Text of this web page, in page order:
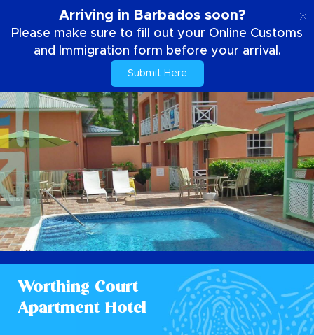
Arriving in Barbados soon?
Please make sure to fill out your Online Customs
and Immigration form before your arrival.
Submit Here
Worthing Court
Apartment Hotel